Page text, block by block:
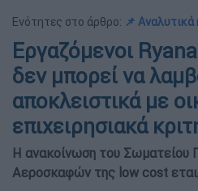
Ενότητες στο άρθρο: 📌
Εργαζόμενοι
δεν μπορεί να
αποκλειστικά με
επιχειρησιακά
Η ανακοίνωση του
Αεροσκαφών της low cost